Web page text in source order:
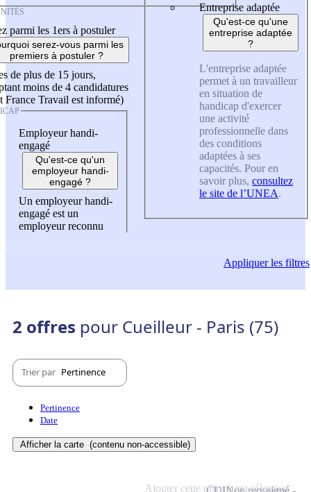
parmi les 1ers à postuler
serez-vous parmi les
premiers à postuler ?
de plus de 15 jours,
moins de 4 candidatures
France Travail est informé)
Employeur handi-
engagé
Qu'est-ce qu'un
employeur handi-
engagé ?
Un employeur handi-
engagé est un
employeur reconnu
Entreprise adaptée
Qu'est-ce qu'une
entreprise adaptée
?
L'entreprise adaptée
permet à un travailleur
en situation de
handicap d'exercer
une activité
professionnelle dans
des conditions
adaptées à ses
capacités. Pour en
savoir plus, consultez
le site de l’UNEA.
Appliquerles filtres
2 offres pour Cueilleur - Paris (75)
Trier par Pertinence
Pertinence
Date
Afficher la carte (contenu non-accessible)
Ajouter cette offre à ma sélection